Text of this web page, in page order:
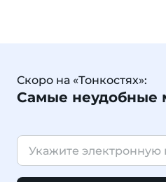
Скоро на «Тонкостях»:
Самые неудобные